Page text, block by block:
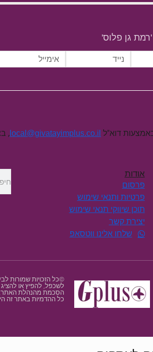
'רמת גן פלוס'
דוא"ל local@givatayimplus.co.il
,
אודות
פרסום
פרטיות ותנאי שימוש
תוכן שיווקי תנאי שימוש
יצירת קשר
שלחו אלינו ווטסאפ
©כל הזכויות שמורות
לשכפל, להפיץ או
הסכמת מהנהלת
כל ההדמיות באתר זה